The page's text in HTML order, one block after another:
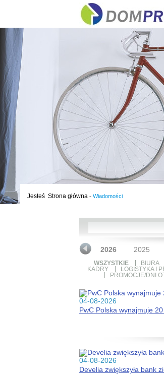
Jesteś Strona główna - Wiadomości
2026 2025
WSZYSTKIE BIURA
KADRY
LOGISTYKA I
PROMOCJE/DNI
04-08-2026
PwC Polska wynajmuje
04-08-2026
Develia zwiększyła bank